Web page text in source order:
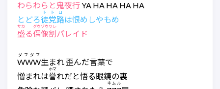
わらわらと鬼夜行YA HA HA HA HA
とどろ徒党路
トトロ
は恨めしやもめ
盛
サカ
る偶像割
グウゾウワレ
パレイド
WWW
ダブダブ
生まれ 歪んだ言葉で
憎まれは誉
ホマ
れだと悟る眼鏡の裏
ネムル